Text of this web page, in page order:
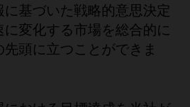
基づいた戦略的意思決定
変化する市場を総合的に
頭に立つことができま